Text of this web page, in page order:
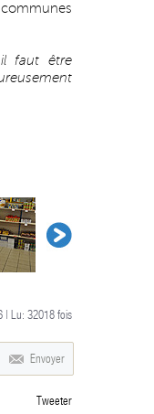
faut être
| Lu: 32018 fois
Envoyer
Tweeter